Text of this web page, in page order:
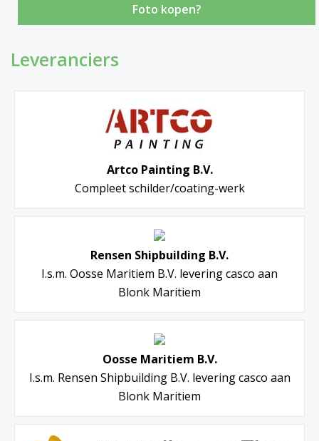
Foto kopen?
Leveranciers
Artco Painting B.V.
Compleet schilder/coating-werk
Rensen Shipbuilding B.V.
I.s.m. Oosse Maritiem B.V. levering casco aan
Blonk Maritiem
Oosse Maritiem B.V.
I.s.m. Rensen Shipbuilding B.V. levering casco aan
Blonk Maritiem